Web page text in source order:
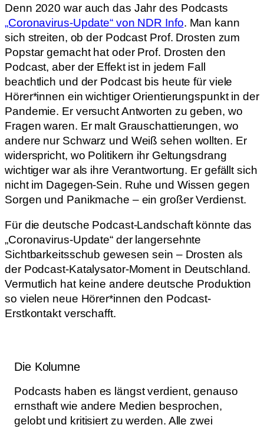
Denn 2020 war auch das Jahr des Podcasts
„Coronavirus-Update“ von NDR Info. Man kann
sich streiten, ob der Podcast Prof. Drosten zum
Popstar gemacht hat oder Prof. Drosten den
Podcast, aber der Effekt ist in jedem Fall
beachtlich und der Podcast bis heute für viele
Hörer*innen ein wichtiger Orientierungspunkt in der
Pandemie. Er versucht Antworten zu geben, wo
Fragen waren. Er malt Grauschattierungen, wo
andere nur Schwarz und Weiß sehen wollten. Er
widerspricht, wo Politikern ihr Geltungsdrang
wichtiger war als ihre Verantwortung. Er gefällt sich
nicht im Dagegen-Sein. Ruhe und Wissen gegen
Sorgen und Panikmache – ein großer Verdienst.
Für die deutsche Podcast-Landschaft könnte das
„Coronavirus-Update“ der langersehnte
Sichtbarkeitsschub gewesen sein – Drosten als
der Podcast-Katalysator-Moment in Deutschland.
Vermutlich hat keine andere deutsche Produktion
so vielen neue Hörer*innen den Podcast-
Erstkontakt verschafft.
Die Kolumne
Podcasts haben es längst verdient, genauso
ernsthaft wie andere Medien besprochen,
gelobt und kritisiert zu werden. Alle zwei